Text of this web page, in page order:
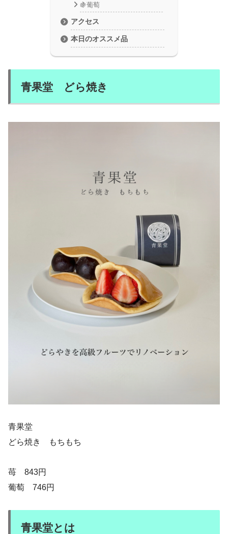
🍇葡萄
アクセス
本日のオススメ品
青果堂 どら焼き
青果堂
どら焼き もちもち
苺 843円
葡萄 746円
青果堂とは